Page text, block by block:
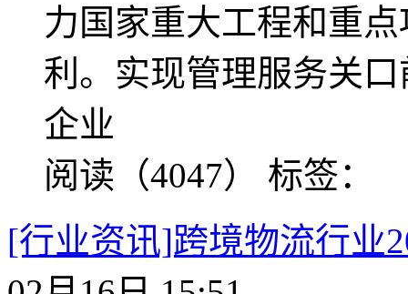
力国家重大工程和重
利。实现管理服务关
企业
阅读（4047） 标签：
[行业资讯]跨境物流行业